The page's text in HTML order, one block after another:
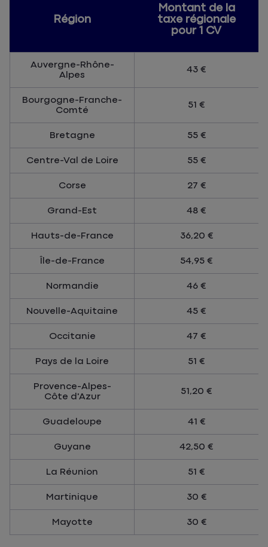
Région
Montant de la
taxe régionale
pour 1 CV
Auvergne-Rhône-
Alpes
43 €
Bourgogne-Franche-
Comté
51 €
Bretagne 55 €
Centre-Val de Loire 55 €
Corse 27 €
Grand-Est 48 €
Hauts-de-France 36,20 €
Île-de-France 54,95 €
Normandie 46 €
Nouvelle-Aquitaine 45 €
Occitanie 47 €
Pays de la Loire 51 €
Provence-Alpes-
Côte d'Azur
51,20 €
Guadeloupe 41 €
Guyane 42,50 €
La Réunion 51 €
Martinique 30 €
Mayotte 30 €